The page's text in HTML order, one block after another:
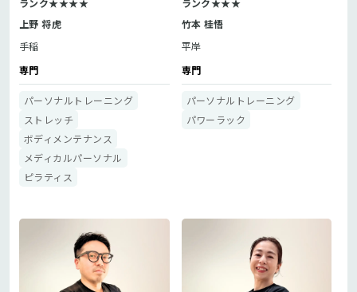
ランク★★★★
上野 将虎
手稲
専門
パーソナルトレーニング
ストレッチ
ボディメンテナンス
メディカルパーソナル
ピラティス
ランク★★★
竹本 桂悟
平岸
専門
パーソナルトレーニング
パワーラック